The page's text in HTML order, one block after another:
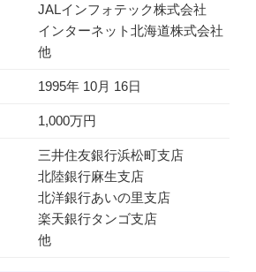
JALインフォテック株式会社
インターネット北海道株式会社
他
1995年 10月 16日
1,000万円
三井住友銀行浜松町支店
北陸銀行麻生支店
北洋銀行あいの里支店
楽天銀行タンゴ支店
他